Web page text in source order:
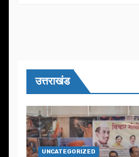
उत्तराखंड
UNCATEGORIZED